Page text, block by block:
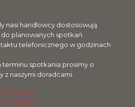
nasi handlowcy dostosowują
planowanych spotkań.
telefonicznego w godzinach
spotkania prosimy o
z naszymi doradcami.